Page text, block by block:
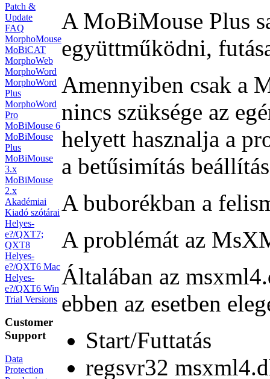
Patch &
Update
FAQ
MorphoMouse
MoBiCAT
MorphoWeb
MorphoWord
MorphoWord
Plus
MorphoWord
Pro
MoBiMouse 6
MoBiMouse
Plus
MoBiMouse
3.x
MoBiMouse
2.x
Akadémiai
Kiadó szótárai
Helyes-
e?/QXT7;
QXT8
Helyes-
e?/QXT6 Mac
Helyes-
e?/QXT6 Win
Trial Versions
Customer
Support
Data
Protection
A MoBiMouse Plus
együttműködni,
Amennyiben csak a
nincs szüksége az
helyett hasznalja a
a betűsimítás
A buborékban a
A problémát az
Általában az
ebben az esetben
Start/Futtatás
regsvr32